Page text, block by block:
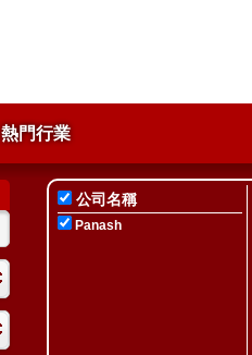
熱門行業
公司名稱
Panash